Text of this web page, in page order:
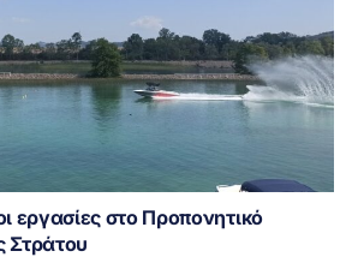
εργασίες στο Προπονητικό
Στράτου